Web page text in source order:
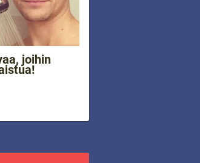
joihin